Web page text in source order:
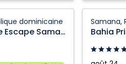
dominicaine
Bahia Principe Escape Samana
Samana,
Principe
Escape
Samana: